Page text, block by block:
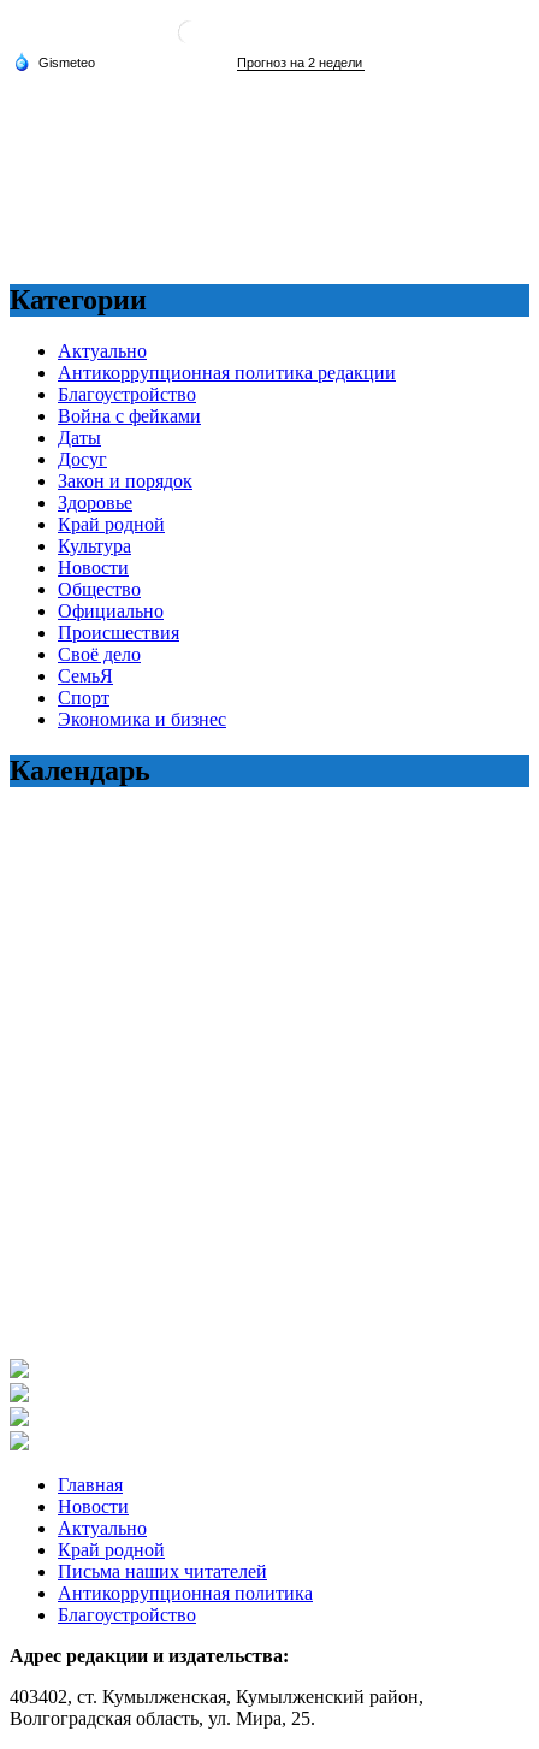
Категории
Актуально
Антикоррупционная политика редакции
Благоустройство
Война с фейками
Даты
Досуг
Закон и порядок
Здоровье
Край родной
Культура
Новости
Общество
Официально
Происшествия
Своё дело
СемьЯ
Спорт
Экономика и бизнес
Календарь
Главная
Новости
Актуально
Край родной
Письма наших читателей
Антикоррупционная политика
Благоустройство
Адрес редакции и издательства:
403402, ст. Кумылженская, Кумылженский район,
Волгоградская область, ул. Мира, 25.